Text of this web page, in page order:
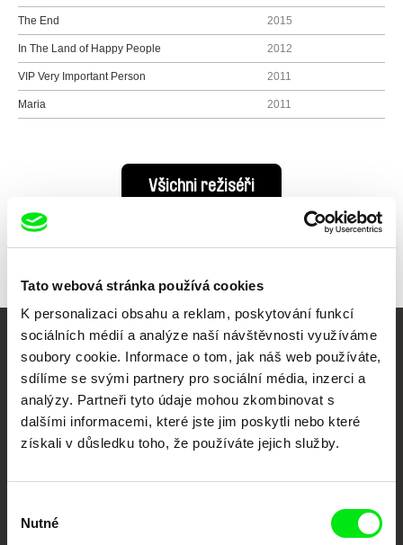
Tato webová stránka používá cookies
K personalizaci obsahu a reklam, poskytování funkcí
sociálních médií a analýze naší návštěvnosti využíváme
soubory cookie. Informace o tom, jak náš web používáte,
sdílíme se svými partnery pro sociální média, inzerci a
analýzy. Partneři tyto údaje mohou zkombinovat s
dalšími informacemi, které jste jim poskytli nebo které
získali v důsledku toho, že používáte jejich služby.
souhlasu
Nutné
The End 2015
In The Land of Happy People 2012
VIP Very Important Person 2011
Maria 2011
Všichni režiséři
Vaše online
dokumentární kino
Nové festivalové filmy
každý týden
Portál DAFilms.cz je výsledkem tvůrčí spolupráce 7 klíčových evropských
festivalů dokumentárního filmu sdružených do Doc Alliance. Naším cílem je
posouvat hranice dokumentárního filmu, propagovat jeho rozmanitost a